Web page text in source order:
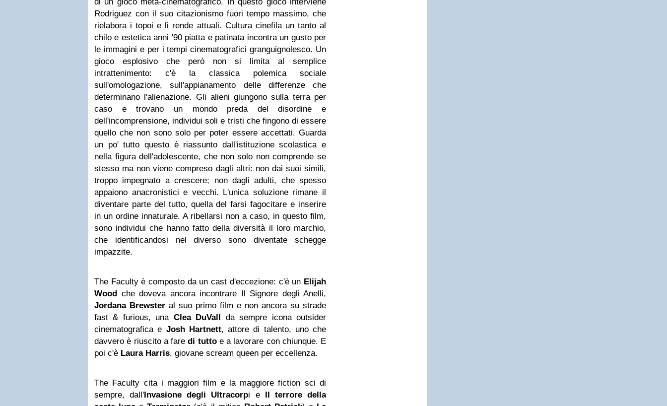
Rodriguez con il suo citazionismo fuori tempo massimo, che
rielabora i topoi e li rende attuali. Cultura cinefila un tanto al
chilo e estetica anni '90 piatta e patinata incontra un gusto per
le immagini e per i tempi cinematografici granguignolesco. Un
gioco esplosivo che però non si limita al semplice
intrattenimento: c'è la classica polemica sociale
sull'omologazione, sull'appianamento delle differenze che
determinano l'alienazione. Gli alieni giungono sulla terra per
caso e trovano un mondo preda del disordine e
dell'incomprensione, individui soli e tristi che fingono di essere
quello che non sono solo per poter essere accettati. Guarda
un po' tutto questo è riassunto dall'istituzione scolastica e
nella figura dell'adolescente, che non solo non comprende se
stesso ma non viene compreso dagli altri: non dai suoi simili,
troppo impegnato a crescere; non dagli adulti, che spesso
appaiono anacronistici e vecchi. L'unica soluzione rimane il
diventare parte del tutto, quella del farsi fagocitare e inserire
in un ordine innaturale. A ribellarsi non a caso, in questo film,
sono individui che hanno fatto della diversità il loro marchio,
che identificandosi nel diverso sono diventate schegge
impazzite.
The Faculty è composto da un cast d'eccezione: c'è un Elijah
Wood che doveva ancora incontrare Il Signore degli Anelli,
Jordana Brewster al suo primo film e non ancora su strade
fast & furious, una Clea DuVall da sempre icona outsider
cinematografica e Josh Hartnett, attore di talento, uno che
davvero è riuscito a faredi tuttoe a lavorare con chiunque. E
poi c'è Laura Harris, giovane scream queen per eccellenza.
The Faculty cita i maggiori film e la maggiore fiction sci di
sempre, dall'Invasione degli Ultracorpi e Il terrore della